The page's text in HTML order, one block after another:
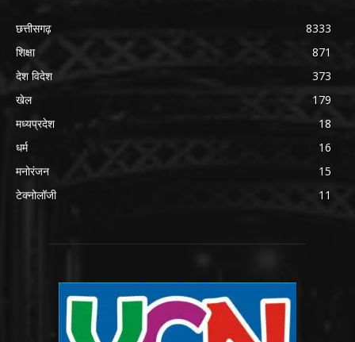
छत्तीसगढ़
8333
शिक्षा
871
देश विदेश
373
खेल
179
मध्यप्रदेश
18
धर्म
16
मनोरंजन
15
टेक्नोलॉजी
11